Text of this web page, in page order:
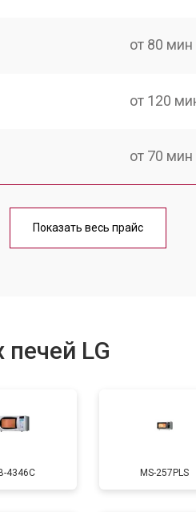
от 80 мин
от 120
от 70 мин
от 100 мин
от 80 мин
от 70 мин
Показать весь прайс
LG
4346C MS-257PLS